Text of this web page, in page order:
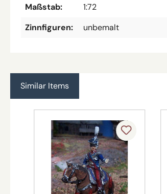
Maßstab:
1:72
Zinnfiguren:
unbemalt
Similar Items